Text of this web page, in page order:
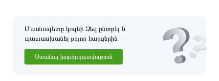
Մասնագետը կօգնի Ձեզ ընտրել և
պատասխանել բոլոր հարցերին
Ստանալ խորհրդատվություն